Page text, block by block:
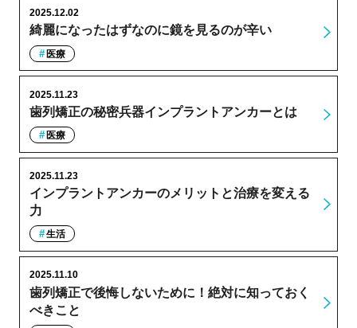
綺麗になったはずなのに鏡を見るのが辛い
2025.12.02
医療
歯列矯正の秘密兵器インプラントアンカーとは
2025.11.23
医療
インプラントアンカーのメリットと治療を変える
力
2025.11.23
生活
歯列矯正で後悔しないために！絶対に知っておく
べきこと
2025.11.10